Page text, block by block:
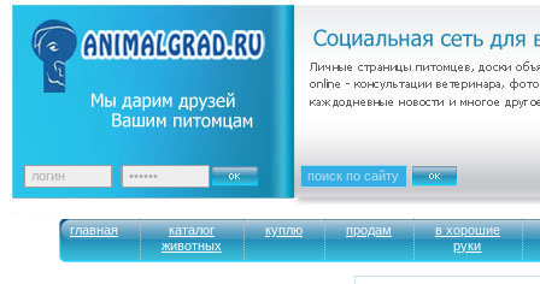
главная
каталог
животных
куплю продам
в хорошие
руки